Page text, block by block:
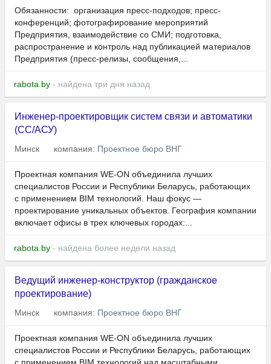
Обязанности: ​ организация пресс-подходов; пресс-
конференций; фотографирование мероприятий
Предприятия, взаимодействие со СМИ; подготовка,
распространение и контроль над публикацией материалов
Предприятия (пресс-релизы, сообщения,...
rabota.by - найдена три дня назад
Инженер-проектировщик систем связи и автоматики
(СС/АСУ)
Минск компания: Проектное бюро ВНГ
Проектная компания WE-ON объединила лучших
специалистов России и Республики Беларусь, работающих
с применением BIM технологий. Наш фокус —
проектирование уникальных объектов. География компании
включает офисы в трех ключевых городах:...
rabota.by - найдена более недели назад
Ведущий инженер-конструктор (гражданское
проектирование)
Минск компания: Проектное бюро ВНГ
Проектная компания WE-ON объединила лучших
специалистов России и Республики Беларусь, работающих